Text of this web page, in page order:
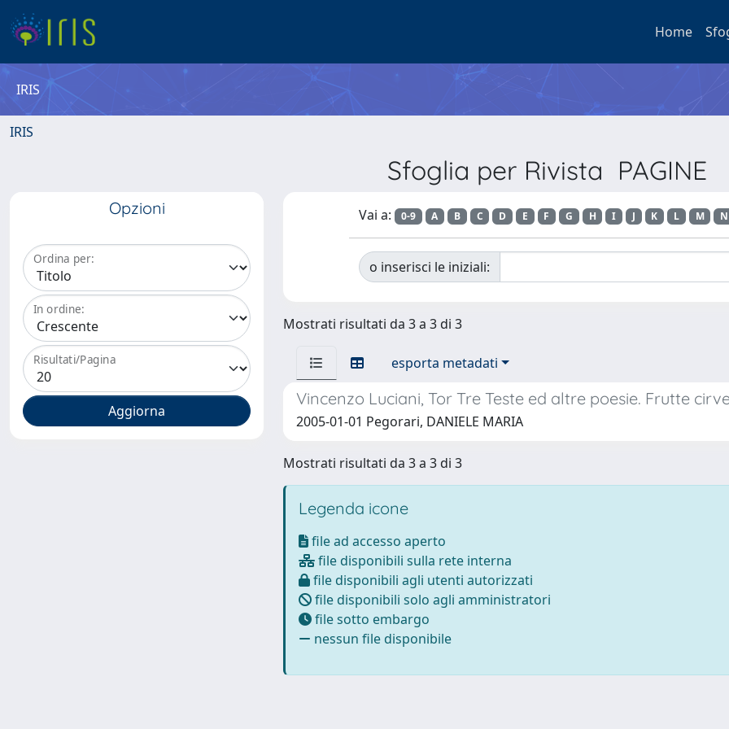
Home
IRIS
IRIS
Sfoglia per Rivista PAGINE
Opzioni
Ordina per:
In ordine:
Risultati/Pagina
Vai a: 0-9 A B C D E F G H I J K L M N
o inserisci le iniziali:
Mostrati risultati da 3 a 3 di 3
esporta metadati
Vincenzo Luciani, Tor Tre Teste ed altre poesie. Frutte
2005-01-01 Pegorari, DANIELE MARIA
Mostrati risultati da 3 a 3 di 3
Legenda icone
file ad accesso aperto
file disponibili sulla rete interna
file disponibili agli utenti autorizzati
file disponibili solo agli amministratori
file sotto embargo
nessun file disponibile